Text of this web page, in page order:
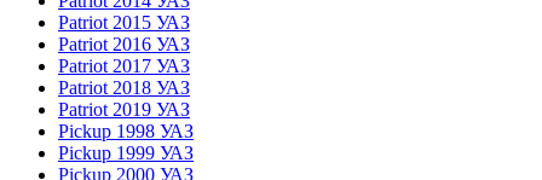
Patriot 2015 УАЗ
Patriot 2016 УАЗ
Patriot 2017 УАЗ
Patriot 2018 УАЗ
Patriot 2019 УАЗ
Pickup 1998 УАЗ
Pickup 1999 УАЗ
Pickup 2000 УАЗ